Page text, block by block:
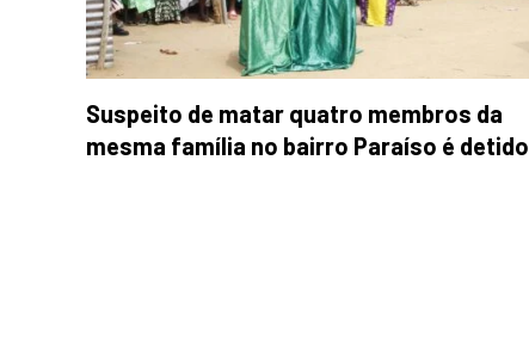
Suspeito de matar quatro membros da
mesma família no bairro Paraíso é detido